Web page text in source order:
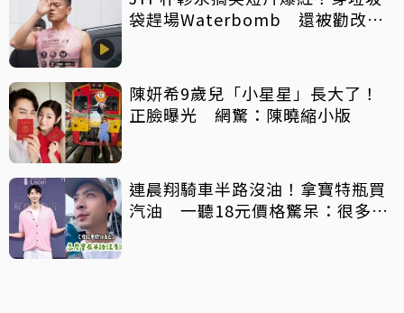
袋趕場Waterbomb 還被勸改名
陳妍希9歲兒「小星星」長大了！
正臉曝光 網驚：陳曉縮小版
連晨翔騎車半路沒油！拿寶特瓶買
汽油 一聽18元價格驚呆：很多水